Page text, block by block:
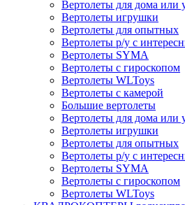
Вертолеты для дома или
Вертолеты игрушки
Вертолеты для опытных
Вертолеты р/у с
Вертолеты SYMA
Вертолеты с гироскопом
Вертолеты WLToys
Вертолеты с камерой
Большие вертолеты
Вертолеты для дома или
Вертолеты игрушки
Вертолеты для опытных
Вертолеты р/у с
Вертолеты SYMA
Вертолеты с гироскопом
Вертолеты WLToys